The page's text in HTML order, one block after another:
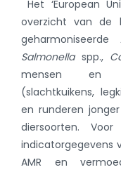
Het ‘European
overzicht van de
geharmoniseerde
Salmonellaspp.,
mensen en
(slachtkuikens,
en runderen
diersoorten.
indicatorgegevens
AMR en